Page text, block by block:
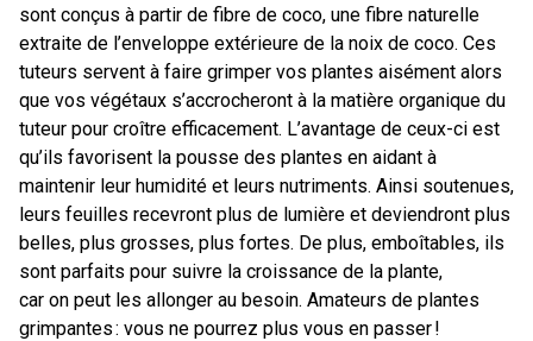
sont conçus à partir de fibre de coco, une fibre naturelle
extraite de l’enveloppe extérieure de la noix de coco. Ces
tuteurs servent à faire grimper vos plantes aisément alors
que vos végétaux s’accrocheront à la matière organique du
tuteur pour croître efficacement. L’avantage de ceux-ci est
qu’ils favorisent la pousse des plantes en aidant à
maintenir leur humidité et leurs nutriments. Ainsi soutenues,
leurs feuilles recevront plus de lumière et deviendront plus
belles, plus grosses, plus fortes. De plus, emboîtables, ils
sont parfaits pour suivre la croissance de la plante,
car on peut les allonger au besoin. Amateurs de plantes
grimpantes : vous ne pourrez plus vous en passer !